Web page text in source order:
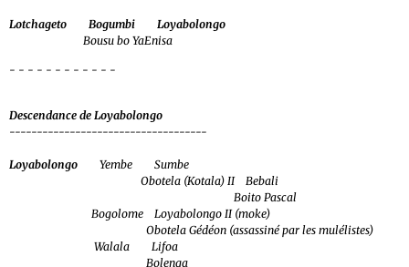
Lotchageto Bogumbi Loyabolongo
Bousu bo YaEnisa
- - - - - - - - - - - -
Descendance de Loyabolongo
------------------------------------
Loyabolongo
Yembe Sumbe
Obotela (Kotala) II Bebali
Boito Pascal
Bogolome Loyabolongo II (moke)
Obotela Gédéon (assassiné par les mulélistes)
Walala Lifoa
Bolenga